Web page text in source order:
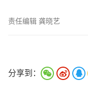
责任编辑 龚晓艺
分享到：